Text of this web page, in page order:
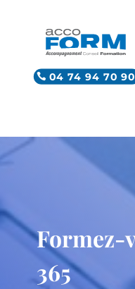
04 74 94 70 90
Formez-
365